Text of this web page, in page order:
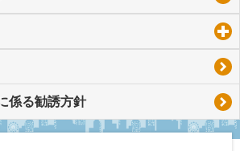
係る勧誘方針